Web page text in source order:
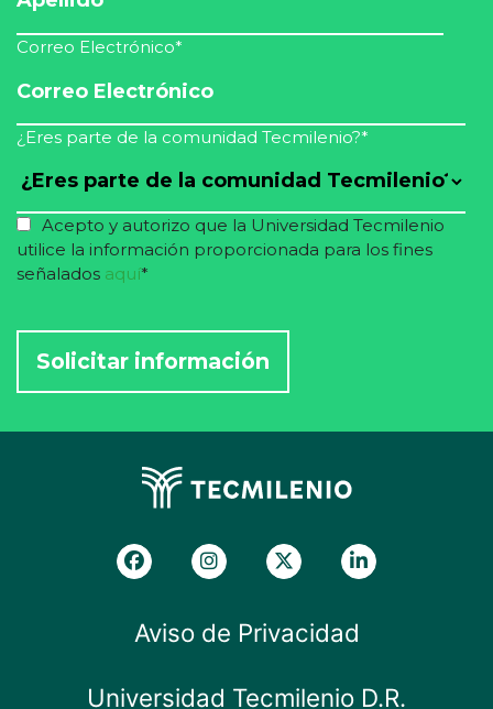
Correo Electrónico*
¿Eres parte de la comunidad Tecmilenio?*
Acepto y autorizo que la Universidad Tecmilenio
utilice la información proporcionada para los fines
señalados aquí*
Aviso de Privacidad
Universidad Tecmilenio D.R.